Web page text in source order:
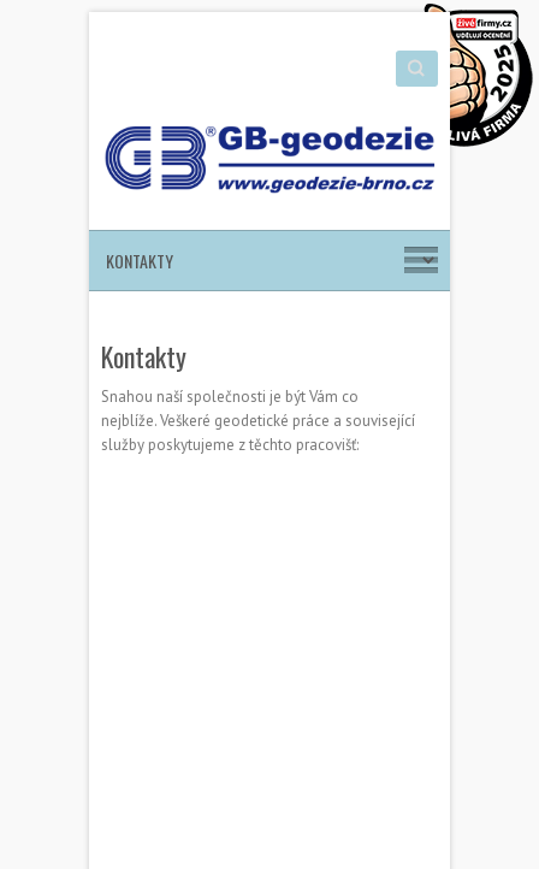
Search
Kontakty
Snahou naší společnosti je být Vám co
nejblíže. Veškeré geodetické práce a související
služby poskytujeme z těchto pracovišť: